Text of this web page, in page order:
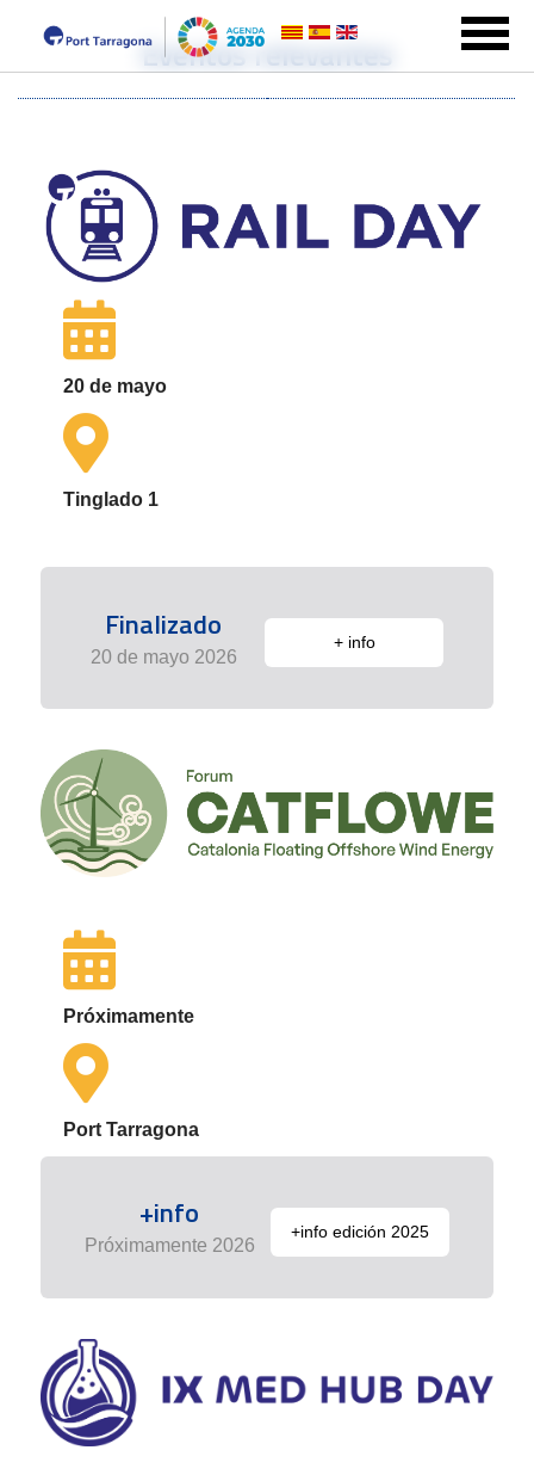
Eventos relevantes
20 de mayo
Tinglado 1
Finalizado
20 de mayo 2026
+ info
Próximamente
Port Tarragona
+info
Próximamente 2026
+info edición 2025